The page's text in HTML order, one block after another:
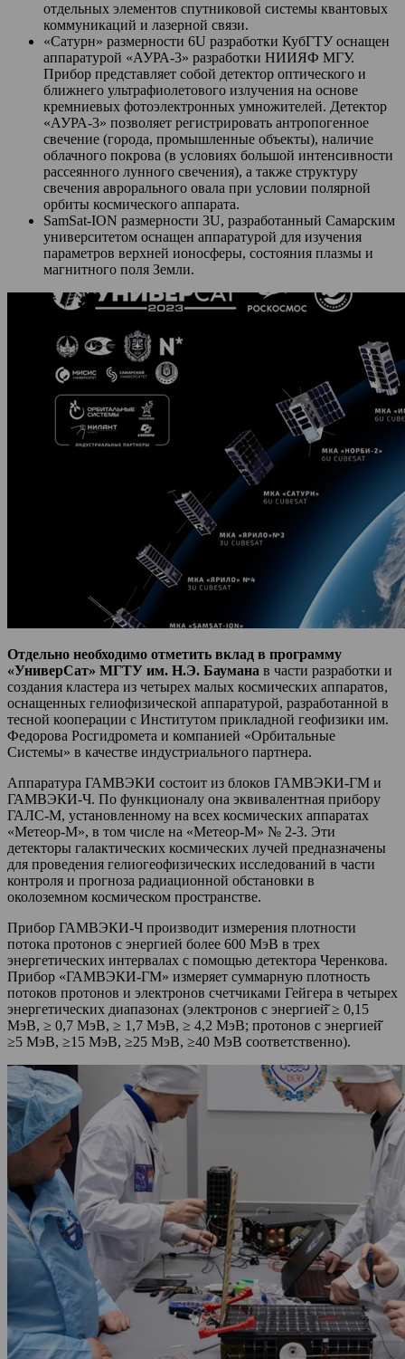
отдельных элементов спутниковой системы квантовых
коммуникаций и лазерной связи.
«Сатурн» размерности 6U разработки КубГТУ оснащен
аппаратурой «АУРА-3» разработки НИИЯФ МГУ.
Прибор представляет собой детектор оптического и
ближнего ультрафиолетового излучения на основе
кремниевых фотоэлектронных умножителей. Детектор
«АУРА-3» позволяет регистрировать антропогенное
свечение (города, промышленные объекты), наличие
облачного покрова (в условиях большой интенсивности
рассеянного лунного свечения), а также структуру
свечения аврорального овала при условии полярной
орбиты космического аппарата.
SamSat-ION размерности 3U, разработанный Самарским
университетом оснащен аппаратурой для изучения
параметров верхней ионосферы, состояния плазмы и
магнитного поля Земли.
Отдельно необходимо отметить вклад в программу
«УниверСат» МГТУ им. Н.Э. Баумана в части разработки и
создания кластера из четырех малых космических аппаратов,
оснащенных гелиофизической аппаратурой, разработанной в
тесной кооперации с Институтом прикладной геофизики им.
Федорова Росгидромета и компанией «Орбитальные
Системы» в качестве индустриального партнера.
Аппаратура ГАМВЭКИ состоит из блоков ГАМВЭКИ-ГМ и
ГАМВЭКИ-Ч. По функционалу она эквивалентная прибору
ГАЛС-М, установленному на всех космических аппаратах
«Метеор-М», в том числе на «Метеор-М» № 2-3. Эти
детекторы галактических космических лучей предназначены
для проведения гелиогеофизических исследований в части
контроля и прогноза радиационной обстановки в
околоземном космическом пространстве.
Прибор ГАМВЭКИ-Ч производит измерения плотности
потока протонов с энергией более 600 МэВ в трех
энергетических интервалах с помощью детектора Черенкова.
Прибор «ГАМВЭКИ-ГМ» измеряет суммарную плотность
потоков протонов и электронов счетчиками Гейгера в четырех
энергетических диапазонах (электронов с энергией̆ ≥ 0,15
МэВ, ≥ 0,7 МэВ, ≥ 1,7 МэВ, ≥ 4,2 МэВ; протонов с энергией̆
≥5 МэВ, ≥15 МэВ, ≥25 МэВ, ≥40 МэВ соответственно).